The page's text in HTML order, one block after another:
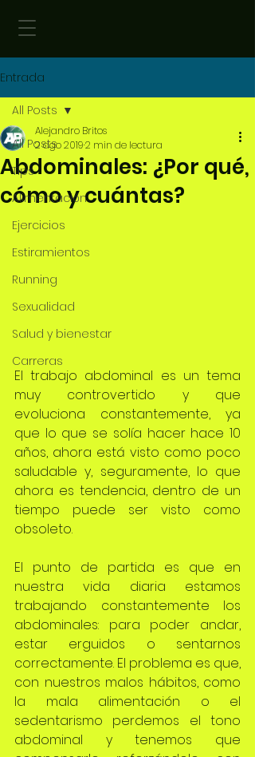
Entrada
All Posts
Tips
Alimentación
Ejercicios
Estiramientos
Running
Sexualidad
Salud y bienestar
Carreras
All Posts
Abdominales: ¿Por qué,
cómo y cuántas?
Alejandro Britos
2 ago 20192 min de lectura
El trabajo abdominal es un tema
muy controvertido y que
evoluciona constantemente, ya
que lo que se solía hacer hace 10
años, ahora está visto como poco
saludable y, seguramente, lo que
ahora es tendencia, dentro de un
tiempo puede ser visto como
obsoleto.
El punto de partida es que en
nuestra vida diaria estamos
trabajando constantemente los
abdominales: para poder andar,
estar erguidos o sentarnos
correctamente. El problema es que,
con nuestros malos hábitos, como
la mala alimentación o el
sedentarismo perdemos el tono
abdominal y tenemos que